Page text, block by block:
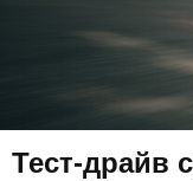
Тест-драйв